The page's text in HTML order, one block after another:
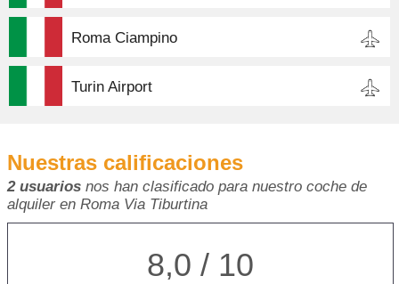
Roma Ciampino
Turin Airport
Nuestras calificaciones
2 usuarios nos han clasificado para nuestro coche de
alquiler en Roma Via Tiburtina
8,0 / 10